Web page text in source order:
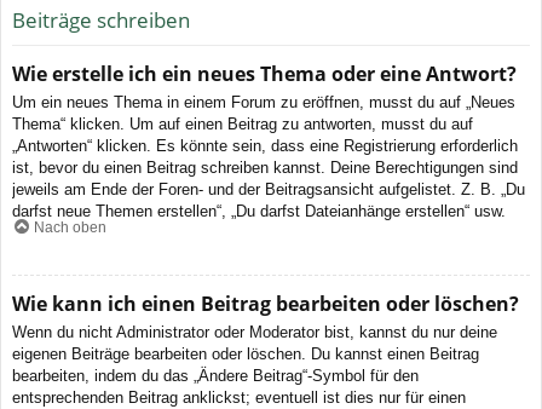
Beiträge schreiben
Wie erstelle ich ein neues Thema oder eine Antwort?
Um ein neues Thema in einem Forum zu eröffnen, musst du auf „Neues
Thema“ klicken. Um auf einen Beitrag zu antworten, musst du auf
„Antworten“ klicken. Es könnte sein, dass eine Registrierung erforderlich
ist, bevor du einen Beitrag schreiben kannst. Deine Berechtigungen sind
jeweils am Ende der Foren- und der Beitragsansicht aufgelistet. Z. B. „Du
darfst neue Themen erstellen“, „Du darfst Dateianhänge erstellen“ usw.
Nach oben
Wie kann ich einen Beitrag bearbeiten oder löschen?
Wenn du nicht Administrator oder Moderator bist, kannst du nur deine
eigenen Beiträge bearbeiten oder löschen. Du kannst einen Beitrag
bearbeiten, indem du das „Ändere Beitrag“-Symbol für den
entsprechenden Beitrag anklickst; eventuell ist dies nur für einen